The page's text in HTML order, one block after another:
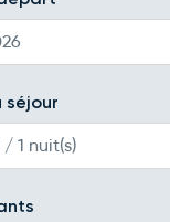
séjour
/ 1 nuit(s)